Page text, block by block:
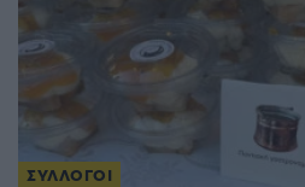
ΣΥΛΛΟΓΟΙ